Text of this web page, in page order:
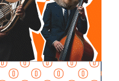
integrada porAqualia
yAqualia
españolFCC;
ICA ; yServicios
la japonesaMitsui.